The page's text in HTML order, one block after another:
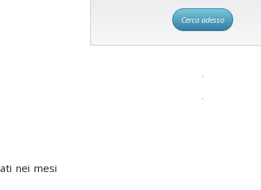
nei mesi
Cerca adesso